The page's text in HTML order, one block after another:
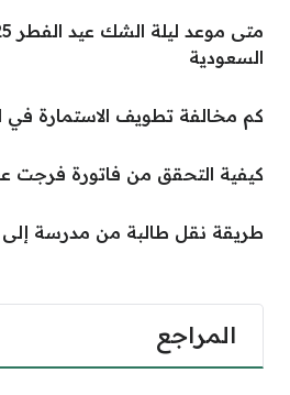
السعودية
كم مخالفة تطويف الاستمارة في
كيفية التحقق من فاتورة فرجت
طريقة نقل طالبة من مدرسة
المراجع